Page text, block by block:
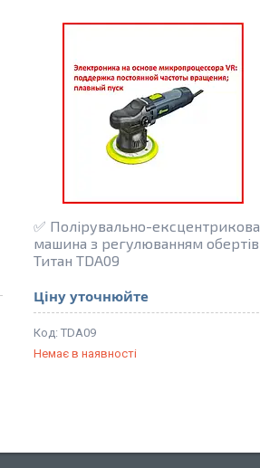
✅ Полірувально-ексцентрикова
машина з регулюванням обертів
Титан TDA09
Ціну уточнюйте
TDA09
Немає в наявності